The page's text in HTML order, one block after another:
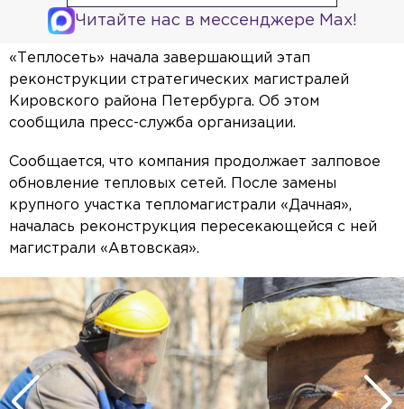
Читайте нас в мессенджере Max!
«Теплосеть» начала завершающий этап
реконструкции стратегических магистралей
Кировского района Петербурга. Об этом
сообщила пресс-служба организации.
Сообщается, что компания продолжает залповое
обновление тепловых сетей. После замены
крупного участка тепломагистрали «Дачная»,
началась реконструкция пересекающейся с ней
магистрали «Автовская».